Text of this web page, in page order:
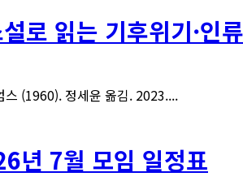
로 읽는 기후위기·인
(1960). 정세윤 옮김. 2023....
년 7월 모임 일정표